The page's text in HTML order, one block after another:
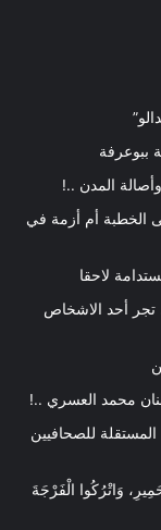
ببوعرفة
المدن ..!
الخطبة أم أزمة في
لاحقا
تجر أحد الاشخاص
محمد العسري ..!
للصحافيين
وَاتْرُكُوا الْفَرْجَةَ